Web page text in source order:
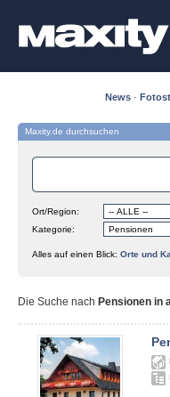
News ·
Maxity.de durchsuchen
Ort/Region:
Kategorie:
Alles auf einen Blick: Orte und
Die Suche nach Pensionen in